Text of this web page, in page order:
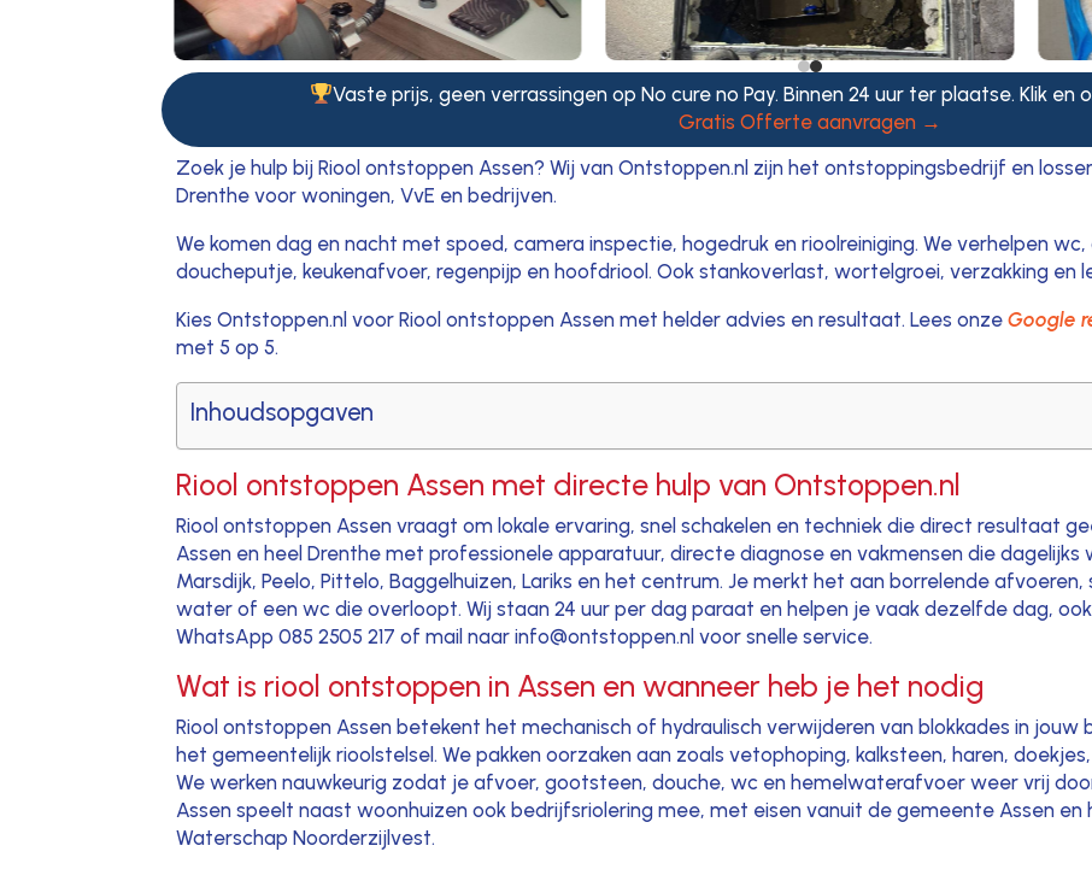
Vaste prijs, geen verrassingen op No cure no Pay. Binnen 24 uur ter plaatse. Klik en
Gratis Offerte aanvragen →
Zoek je hulp bij Riool ontstoppen Assen? Wij van Ontstoppen.nl zijn het ontstoppingsbedrijf en
Drenthe voor woningen, VvE en bedrijven.
We komen dag en nacht met spoed, camera inspectie, hogedruk en rioolreiniging. We verhelpen
doucheputje, keukenafvoer, regenpijp en hoofdriool. Ook stankoverlast, wortelgroei, verzakking en
Kies Ontstoppen.nl voor Riool ontstoppen Assen met helder advies en resultaat. Lees onzeGoogle
met 5 op 5.
Inhoudsopgaven
Riool ontstoppen Assen met directe hulp van Ontstoppen.nl
Riool ontstoppen Assen vraagt om lokale ervaring, snel schakelen en techniek die direct resultaat
Assen en heel Drenthe met professionele apparatuur, directe diagnose en vakmensen die dagelijks
Marsdijk, Peelo, Pittelo, Baggelhuizen, Lariks en het centrum. Je merkt het aan borrelende
water of een wc die overloopt. Wij staan 24 uur per dag paraat en helpen je vaak dezelfde dag,
WhatsApp 085 2505 217 of mail naar info@ontstoppen.nl voor snelle service.
Wat is riool ontstoppen in Assen en wanneer heb je het nodig
Riool ontstoppen Assen betekent het mechanisch of hydraulisch verwijderen van blokkades in jouw
het gemeentelijk rioolstelsel. We pakken oorzaken aan zoals vetophoping, kalksteen, haren,
We werken nauwkeurig zodat je afvoer, gootsteen, douche, wc en hemelwaterafvoer weer vrij
Assen speelt naast woonhuizen ook bedrijfsriolering mee, met eisen vanuit de gemeente Assen
Waterschap Noorderzijlvest.